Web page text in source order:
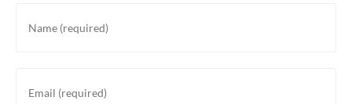
your
username
your